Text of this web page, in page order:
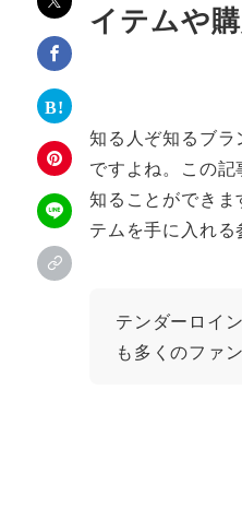
イテムや
知る人ぞ知るブ
ですよね。この
知ることができ
テムを手に入れる
テンダーロイ
も多くのファ